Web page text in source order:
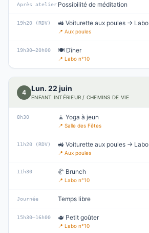
Après atelier Possibilité de méditation
19h20 (RDV) 🚜 Voiturette aux poules → Labo
📍 Aux poules
19h30–20h00 🍽️ Dîner
📍 Labo n°10
4 Lun. 22 juin
ENFANT INTÉRIEUR / CHEMINS DE VIE
8h30 🧘 Yoga à jeun
📍 Salle des Fêtes
11h20 (RDV) 🚜 Voiturette aux poules → Labo
📍 Aux poules
11h30 🥐 Brunch
📍 Labo n°10
Journée Temps libre
15h30–16h00 🫖 Petit goûter
📍 Labo n°10